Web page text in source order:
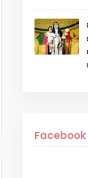
Facebook